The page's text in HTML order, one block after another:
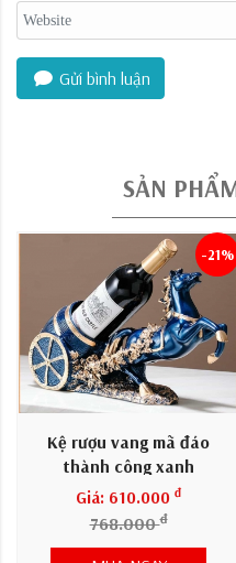
Gửi bình luận
SẢN
Kệ rượu vang mã đáo
thành công xanh
Giá: 610.000 đ
768.000đ
-21%